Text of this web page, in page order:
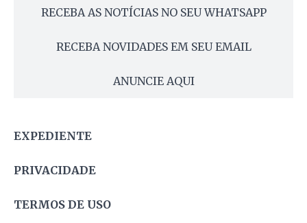
RECEBA AS NOTÍCIAS NO SEU WHATSAPP
RECEBA NOVIDADES EM SEU EMAIL
ANUNCIE AQUI
EXPEDIENTE
PRIVACIDADE
TERMOS DE USO